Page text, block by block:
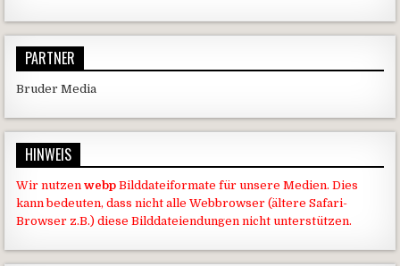
PARTNER
Bruder Media
HINWEIS
Wir nutzen webp Bilddateiformate für unsere Medien. Dies
kann bedeuten, dass nicht alle Webbrowser (ältere Safari-
Browser z.B.) diese Bilddateiendungen nicht unterstützen.